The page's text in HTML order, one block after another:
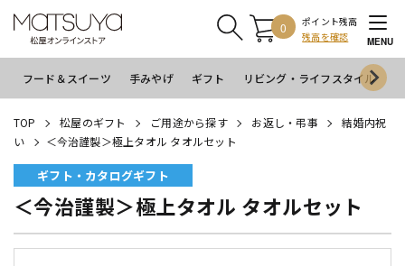
0
ポイント残高
残高を確認
MENU
フード＆スイーツ 手みやげ ギフト リビング・ライフスタイル
TOP 松屋のギフト ご用途から探す お返し・弔事
結婚内祝
い
＜今治謹製＞極上タオル タオルセット
ギフト・カタログギフト
＜今治謹製＞極上タオル タオルセット